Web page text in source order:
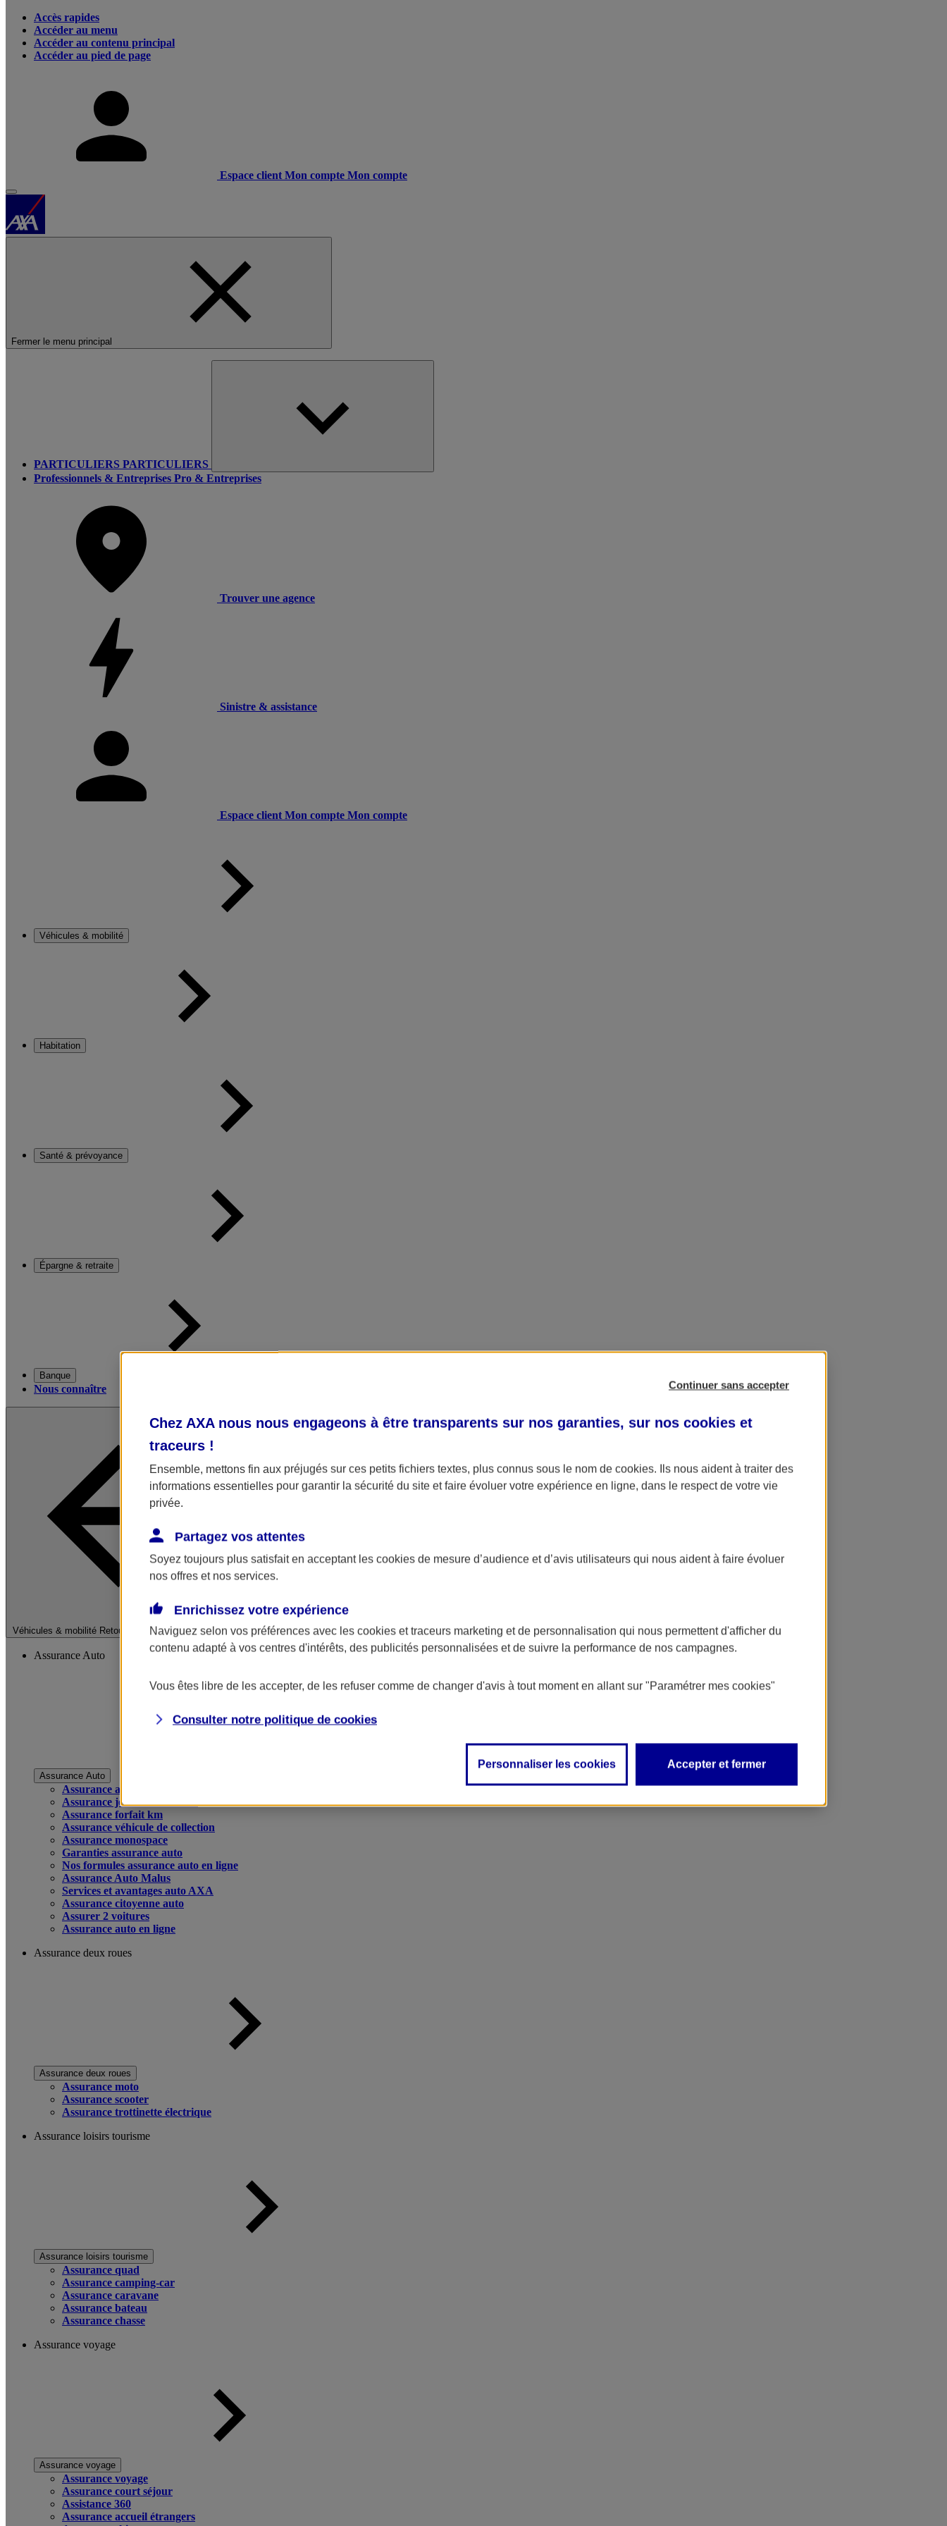
Accès rapides
Accéder au menu
Accéder au contenu principal
Accéder au pied de page
Espace client Mon compte Mon compte
Fermer le menu principal
PARTICULIERS PARTICULIERS
Professionnels & Entreprises Pro & Entreprises
Trouver une agence
Sinistre & assistance
Espace client Mon compte Mon compte
Véhicules & mobilité
Habitation
Santé & prévoyance
Épargne & retraite
Banque
Nous connaître
Véhicules & mobilité Retour à la section précédente
Fermer le menu principal
Assurance Auto
Assurance Auto
Assurance auto
Assurance jeune conducteur
Assurance forfait km
Assurance véhicule de collection
Assurance monospace
Garanties assurance auto
Nos formules assurance auto en ligne
Assurance Auto Malus
Services et avantages auto AXA
Assurance citoyenne auto
Assurer 2 voitures
Assurance auto en ligne
Assurance deux roues
Assurance deux roues
Assurance moto
Assurance scooter
Assurance trottinette électrique
Assurance loisirs tourisme
Assurance loisirs tourisme
Assurance quad
Assurance camping-car
Assurance caravane
Assurance bateau
Assurance chasse
Assurance voyage
Assurance voyage
Assurance voyage
Assurance court séjour
Assistance 360
Assurance accueil étrangers
Continuer sans accepter
Chez AXA nous nous engageons à être transparents sur nos garanties, sur nos cookies et
traceurs !
Ensemble, mettons fin aux préjugés sur ces petits fichiers textes, plus connus sous le nom de cookies. Ils nous aident à traiter des
informations essentielles pour garantir la sécurité du site et faire évoluer votre expérience en ligne, dans le respect de votre vie
privée.
Partagez vos attentes
Soyez toujours plus satisfait en acceptant les cookies de mesure d’audience et d’avis utilisateurs qui nous aident à faire évoluer
nos offres et nos services.
Enrichissez votre expérience
Naviguez selon vos préférences avec les cookies et traceurs marketing et de personnalisation qui nous permettent d'afficher du
contenu adapté à vos centres d'intérêts, des publicités personnalisées et de suivre la performance de nos campagnes.
Vous êtes libre de les accepter, de les refuser comme de changer d'avis à tout moment en allant sur "Paramétrer mes cookies"
Consulter notre politique de cookies
Personnaliser les cookies Accepter et fermer